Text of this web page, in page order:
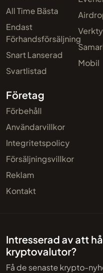
All Time Bästa
Endast
Förhandsförsäljning
Snart Lanserad
Svartlistad
Mobil
Företag
Förbehåll
Användarvillkor
Integritetspolicy
Försäljningsvillkor
Reklam
Kontakt
Intresserad av att
kryptovalutor?
Få de senaste krypto-